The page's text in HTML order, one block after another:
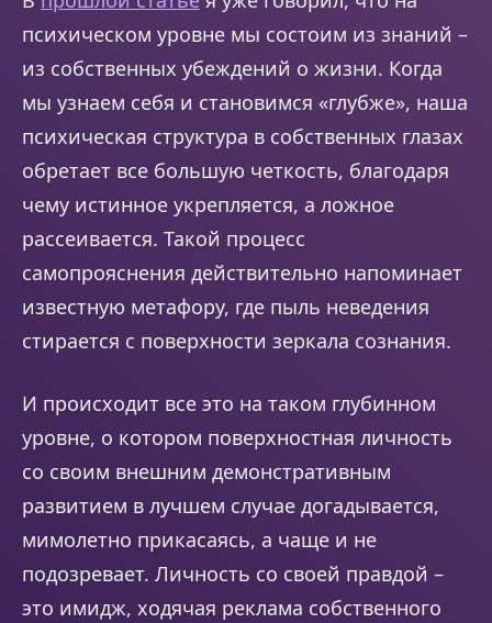
психическом уровне мы состоим из знаний –
из собственных убеждений о жизни. Когда
мы узнаем себя и становимся «глубже», наша
психическая структура в собственных глазах
обретает все большую четкость, благодаря
чему истинное укрепляется, а ложное
рассеивается. Такой процесс
самопрояснения действительно напоминает
известную метафору, где пыль неведения
стирается с поверхности зеркала сознания.
И происходит все это на таком глубинном
уровне, о котором поверхностная личность
со своим внешним демонстративным
развитием в лучшем случае догадывается,
мимолетно прикасаясь, а чаще и не
подозревает. Личность со своей правдой –
это имидж, ходячая реклама собственного